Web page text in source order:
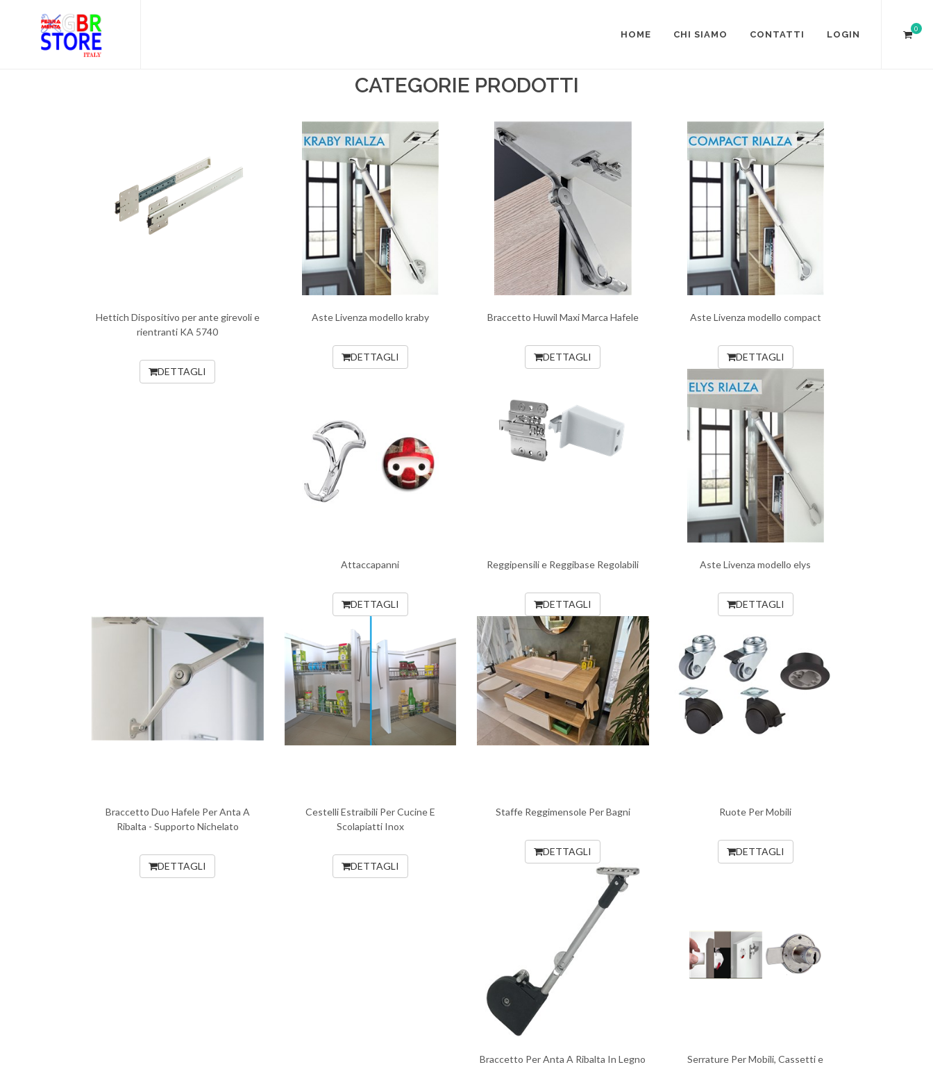
HOME CHI SIAMO CONTATTI LOGIN
0
CATEGORIE PRODOTTI
Hettich Dispositivo per ante girevoli e
rientranti KA 5740
DETTAGLI
Aste Livenza modello kraby
DETTAGLI
Braccetto Huwil Maxi Marca Hafele
DETTAGLI
Aste Livenza modello compact
DETTAGLI
Attaccapanni
DETTAGLI
Reggipensili e Reggibase Regolabili
DETTAGLI
Aste Livenza modello elys
DETTAGLI
Braccetto Duo Hafele Per Anta A
Ribalta - Supporto Nichelato
DETTAGLI
Cestelli Estraibili Per Cucine E
Scolapiatti Inox
DETTAGLI
Staffe Reggimensole Per Bagni
DETTAGLI
Ruote Per Mobili
DETTAGLI
Braccetto Per Anta A Ribalta In Legno
Serrature Per Mobili, Cassetti e